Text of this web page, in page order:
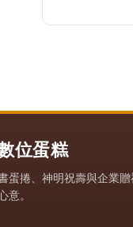
位蛋糕
蛋捲、神明祝壽與企業
意。